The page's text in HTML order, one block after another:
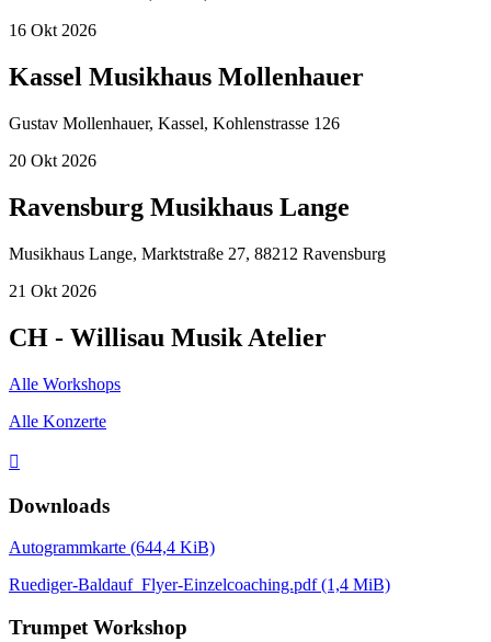
16 Okt 2026
Kassel Musikhaus Mollenhauer
Gustav Mollenhauer, Kassel, Kohlenstrasse 126
20 Okt 2026
Ravensburg Musikhaus Lange
Musikhaus Lange, Marktstraße 27, 88212 Ravensburg
21 Okt 2026
CH - Willisau Musik Atelier
Alle Workshops
Alle Konzerte

Downloads
Autogrammkarte (644,4 KiB)
Ruediger-Baldauf_Flyer-Einzelcoaching.pdf(1,4 MiB)
Trumpet Workshop